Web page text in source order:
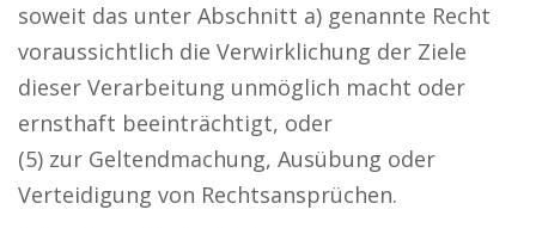
soweit das unter Abschnitt a) genannte Recht
voraussichtlich die Verwirklichung der Ziele
dieser Verarbeitung unmöglich macht oder
ernsthaft beeinträchtigt, oder
(5) zur Geltendmachung, Ausübung oder
Verteidigung von Rechtsansprüchen.